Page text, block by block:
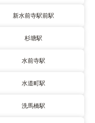
新水前寺駅前駅
杉塘駅
水前寺駅
水道町駅
洗馬橋駅